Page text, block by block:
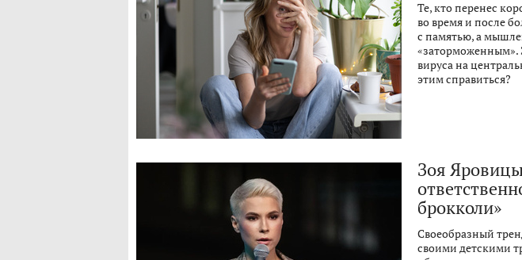
Те, кто перенес
во время и после
с памятью, а
«заторможенным».
вируса на
этим справиться?
Зоя
брокколи»
Своеобразный
своими детскими